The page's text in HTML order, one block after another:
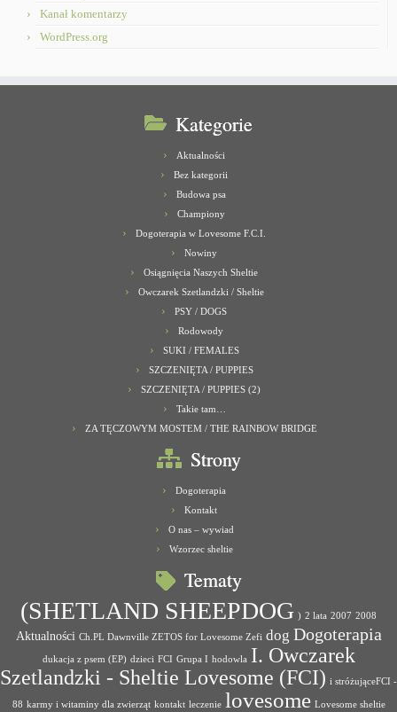
Kanał komentarzy
WordPress.org
Kategorie
Aktualności
Bez kategorii
Budowa psa
Championy
Dogoterapia w Lovesome F.C.I.
Nowiny
Osiągnięcia Naszych Sheltie
Owczarek Szetlandzki / Sheltie
PSY / DOGS
Rodowody
SUKI / FEMALES
SZCZENIĘTA / PUPPIES
SZCZENIĘTA / PUPPIES (2)
Takie tam…
ZA TĘCZOWYM MOSTEM / THE RAINBOW BRIDGE
Strony
Dogoterapia
Kontakt
O nas – wywiad
Wzorzec sheltie
Tematy
(SHETLAND SHEEPDOG ) 2 lata 2007 2008
Aktualności Ch.PL Dawnville ZETOS for Lovesome Zefi dog Dogoterapia
dukacja z psem (EP) dzieci FCI Grupa I hodowla I. Owczarek
Szetlandzki - Sheltie Lovesome (FCI) i stróżująceFCI -
88 karmy i witaminy dla zwierząt kontakt leczenie lovesome Lovesome sheltie